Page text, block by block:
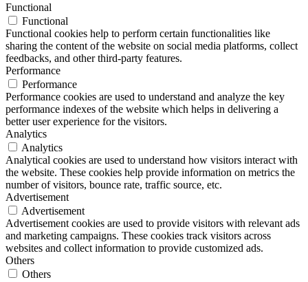
Functional
Functional
Functional cookies help to perform certain functionalities like
sharing the content of the website on social media platforms, collect
feedbacks, and other third-party features.
Performance
Performance
Performance cookies are used to understand and analyze the key
performance indexes of the website which helps in delivering a
better user experience for the visitors.
Analytics
Analytics
Analytical cookies are used to understand how visitors interact with
the website. These cookies help provide information on metrics the
number of visitors, bounce rate, traffic source, etc.
Advertisement
Advertisement
Advertisement cookies are used to provide visitors with relevant ads
and marketing campaigns. These cookies track visitors across
websites and collect information to provide customized ads.
Others
Others